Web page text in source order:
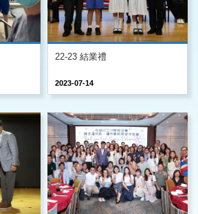
22-23 結業禮
2023-07-14